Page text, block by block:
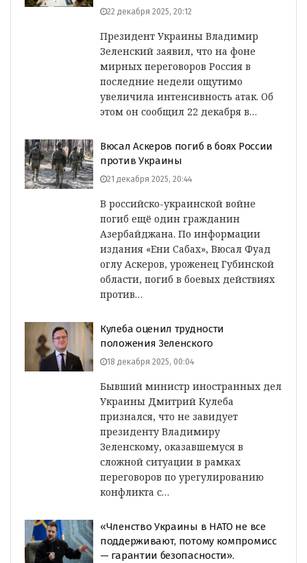
22 декабря 2025, 20:12
Президент Украины Владимир
Зеленский заявил, что на фоне
мирных переговоров Россия в
последние недели ощутимо
увеличила интенсивность атак. Об
этом он сообщил 22 декабря в…
Вюсал Аскеров погиб в боях России
против Украины
21 декабря 2025, 20:44
В российско-украинской войне
погиб ещё один гражданин
Азербайджана. По информации
издания «Ени Сабах», Вюсал Фуад
оглу Аскеров, уроженец Губинской
области, погиб в боевых действиях
против…
Кулеба оценил трудности
положения Зеленского
18 декабря 2025, 00:04
Бывший министр иностранных дел
Украины Дмитрий Кулеба
признался, что не завидует
президенту Владимиру
Зеленскому, оказавшемуся в
сложной ситуации в рамках
переговоров по урегулированию
конфликта с…
«Членство Украины в НАТО не все
поддерживают, потому компромисс
— гарантии безопасности».